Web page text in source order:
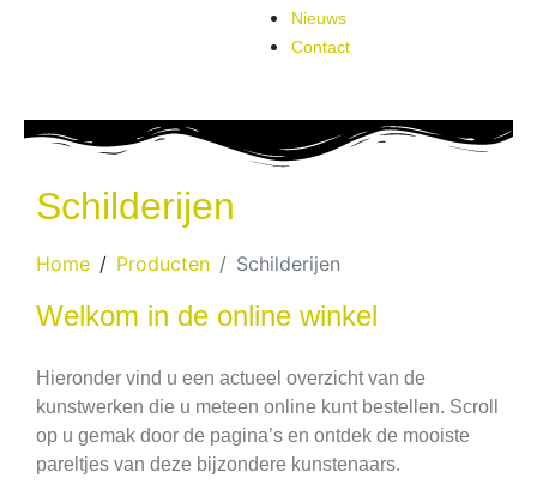
Nieuws
Contact
Schilderijen
Home Producten Schilderijen
Welkom in de online winkel
Hieronder vind u een actueel overzicht van de
kunstwerken die u meteen online kunt bestellen. Scroll
op u gemak door de pagina’s en ontdek de mooiste
pareltjes van deze bijzondere kunstenaars.